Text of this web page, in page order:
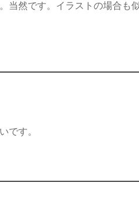
当然です。イラストの場合も
です。